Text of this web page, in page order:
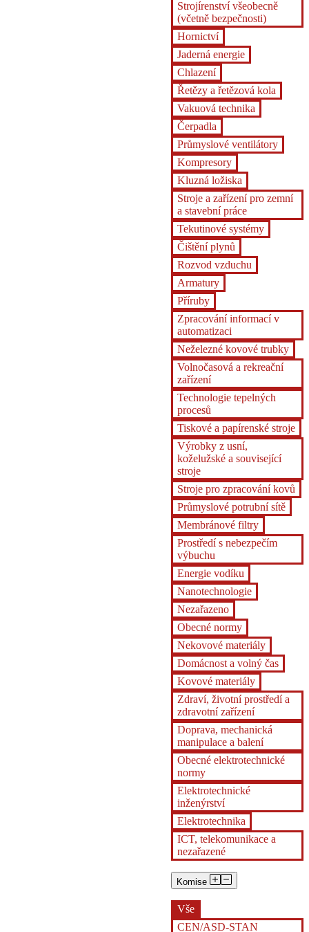
Strojírenství všeobecně
(včetně bezpečnosti)
Hornictví
Jaderná energie
Chlazení
Řetězy a řetězová kola
Vakuová technika
Čerpadla
Průmyslové ventilátory
Kompresory
Kluzná ložiska
Stroje a zařízení pro zemní
a stavební práce
Tekutinové systémy
Čištění plynů
Rozvod vzduchu
Armatury
Příruby
Zpracování informací v
automatizaci
Neželezné kovové trubky
Volnočasová a rekreační
zařízení
Technologie tepelných
procesů
Tiskové a papírenské stroje
Výrobky z usní,
koželužské a související
stroje
Stroje pro zpracování kovů
Průmyslové potrubní sítě
Membránové filtry
Prostředí s nebezpečím
výbuchu
Energie vodíku
Nanotechnologie
Nezařazeno
Obecné normy
Nekovové materiály
Domácnost a volný čas
Kovové materiály
Zdraví, životní prostředí a
zdravotní zařízení
Doprava, mechanická
manipulace a balení
Obecné elektrotechnické
normy
Elektrotechnické
inženýrství
Elektrotechnika
ICT, telekomunikace a
nezařazené
Komise
Vše
CEN/ASD-STAN